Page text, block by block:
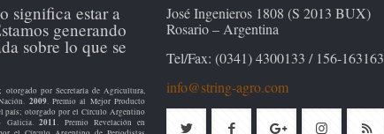
significa estar a
generando
sobre lo que se
por Secretaría de Agricultura,
2009. Premio al Mejor Producto
país; otorgado por el Círculo Argentino
Galicia.2011. Premio Revelación en
José Ingenieros 1808 (S 2013 BUX)
Rosario – Argentina
Tel/Fax: (0341) 4300133 / 156-163163
info@string-agro.com